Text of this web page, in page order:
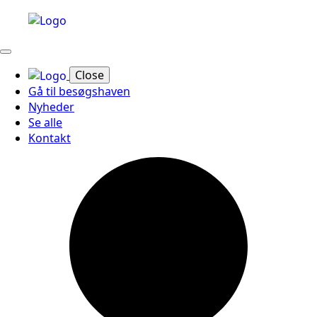
Close
Gå til besøgshaven
Nyheder
Se alle
Kontakt